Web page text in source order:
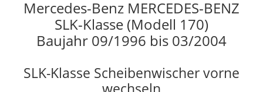
Mercedes-Benz MERCEDES-BENZ
SLK-Klasse (Modell 170)
Baujahr 09/1996 bis 03/2004
SLK-Klasse Scheibenwischer vorne